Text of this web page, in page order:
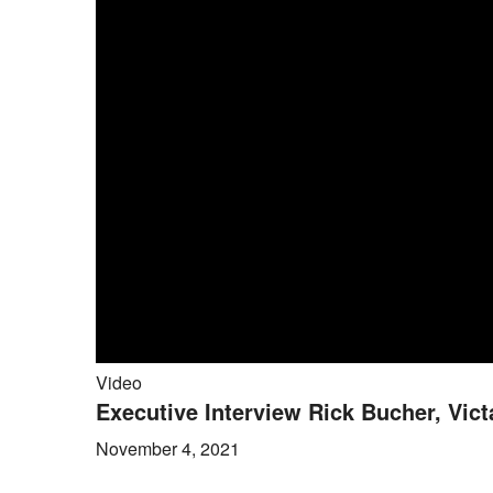
Video
Executive Interview Rick Bucher,
November 4, 2021